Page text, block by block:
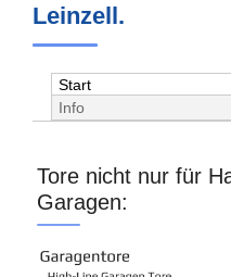
Leinzell.
Start
Info
Tore nicht nur für
Garagen: